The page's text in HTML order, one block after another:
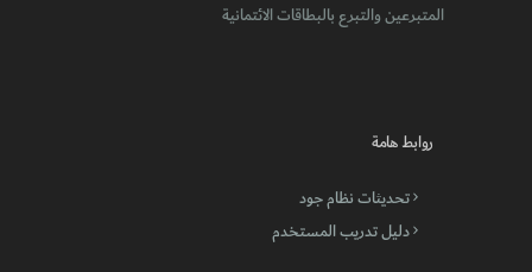
المتبرعين والتبرع بالبطاقات الائتمانية
روابط هامة
تحديثات نظام جود
دليل تدريب المستخدم